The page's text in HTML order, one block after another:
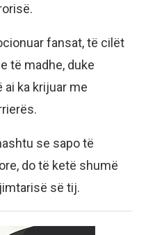
fansat, të cilët
të madhe, duke
ka krijuar me
se sapo të
do të ketë shumë
së tij.